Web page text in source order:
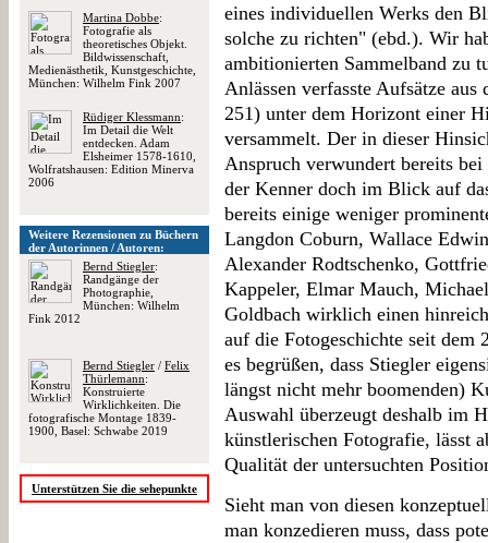
Martina Dobbe:
Fotografie als
theoretisches Objekt.
Bildwissenschaft,
Medienästhetik, Kunstgeschichte,
München: Wilhelm Fink 2007
Rüdiger Klessmann:
Im Detail die Welt
entdecken. Adam
Elsheimer 1578-1610,
Wolfratshausen: Edition Minerva
2006
Weitere Rezensionen zu Büchern
der Autorinnen / Autoren:
Bernd Stiegler:
Randgänge der
Photographie,
München: Wilhelm
Fink 2012
Bernd Stiegler / Felix
Thürlemann:
Konstruierte
Wirklichkeiten. Die
fotografische Montage 1839-
1900, Basel: Schwabe 2019
Unterstützen Sie die sehepunkte
eines individuellen Werks den
solche zu richten" (ebd.). Wir
ambitionierten Sammelband zu
Anlässen verfasste Aufsätze
251) unter dem Horizont einer
versammelt. Der in dieser
Anspruch verwundert bereits
der Kenner doch im Blick auf
bereits einige weniger
Langdon Coburn, Wallace
Alexander Rodtschenko,
Kappeler, Elmar Mauch,
Goldbach wirklich einen
auf die Fotogeschichte seit
es begrüßen, dass Stiegler
längst nicht mehr boomenden)
Auswahl überzeugt deshalb im
künstlerischen Fotografie, lässt
Qualität der untersuchten
Sieht man von diesen
man konzedieren muss, dass